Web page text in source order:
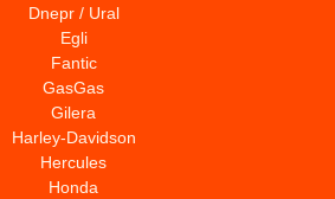
Dnepr / Ural
Egli
Fantic
GasGas
Gilera
Harley-Davidson
Hercules
Honda